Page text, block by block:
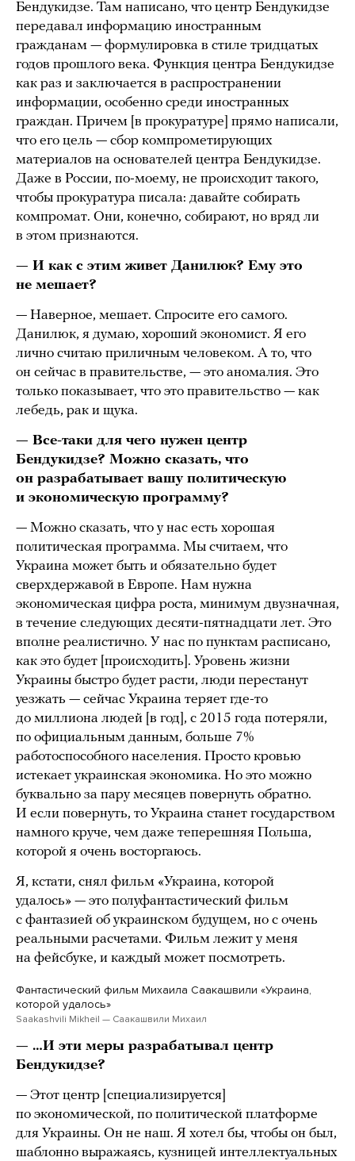
Бендукидзе. Там написано, что центр Бендукидзе
передавал информацию иностранным
гражданам — формулировка в стиле тридцатых
годов прошлого века. Функция центра Бендукидзе
как раз и заключается в распространении
информации, особенно среди иностранных
граждан. Причем [в прокуратуре] прямо написали,
что его цель — сбор компрометирующих
материалов на основателей центра Бендукидзе.
Даже в России, по-моему, не происходит такого,
чтобы прокуратура писала: давайте собирать
компромат. Они, конечно, собирают, но вряд ли
в этом признаются.
— И как с этим живет Данилюк? Ему это
не мешает?
— Наверное, мешает. Спросите его самого.
Данилюк, я думаю, хороший экономист. Я его
лично считаю приличным человеком. А то, что
он сейчас в правительстве, — это аномалия. Это
только показывает, что это правительство — как
лебедь, рак и щука.
— Все-таки для чего нужен центр
Бендукидзе? Можно сказать, что
он разрабатывает вашу политическую
и экономическую программу?
— Можно сказать, что у нас есть хорошая
политическая программа. Мы считаем, что
Украина может быть и обязательно будет
сверхдержавой в Европе. Нам нужна
экономическая цифра роста, минимум двузначная,
в течение следующих десяти-пятнадцати лет. Это
вполне реалистично. У нас по пунктам расписано,
как это будет [происходить]. Уровень жизни
Украины быстро будет расти, люди перестанут
уезжать — сейчас Украина теряет где-то
до миллиона людей [в год], с 2015 года потеряли,
по официальным данным, больше 7%
работоспособного населения. Просто кровью
истекает украинская экономика. Но это можно
буквально за пару месяцев повернуть обратно.
И если повернуть, то Украина станет государством
намного круче, чем даже теперешняя Польша,
которой я очень восторгаюсь.
Я, кстати, снял фильм «Украина, которой
удалось» — это полуфантастический фильм
с фантазией об украинском будущем, но с очень
реальными расчетами. Фильм лежит у меня
на фейсбуке, и каждый может посмотреть.
Фантастический фильм Михаила Саакашвили «Украина,
которой удалось»
Saakashvili Mikheil — Саакашвили Mихаил
— …И эти меры разрабатывал центр
Бендукидзе?
— Этот центр [специализируется]
по экономической, по политической платформе
для Украины. Он не наш. Я хотел бы, чтобы он был,
шаблонно выражаясь, кузницей интеллектуальных